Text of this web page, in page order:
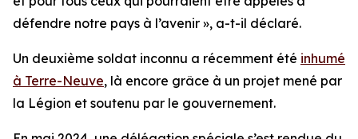
défendre notre pays à l’avenir », a-t-il déclaré.
Un deuxième soldat inconnu a récemment été inhumé
à Terre-Neuve, là encore grâce à un projet mené par
la Légion et soutenu par le gouvernement.